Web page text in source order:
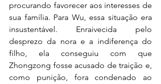
procurando favorecer aos interesses de
sua família. Para Wu, essa situação era
insustentável. Enraivecida pelo
desprezo da nora e a indiferença do
filho, ela conseguiu com que
Zhongzong fosse acusado de traição e,
como punição, fora condenado ao